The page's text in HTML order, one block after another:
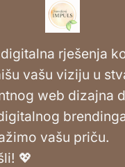
rješenja
vašu viziju u
web dizajna
vašu priču.
💖